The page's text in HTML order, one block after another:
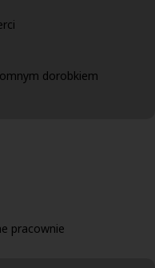
dorobkiem
pracownie